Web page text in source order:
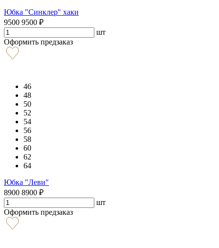
Юбка "Синклер" хаки
9500 9500 ₽
шт
Оформить предзаказ
46
48
50
52
54
56
58
60
62
64
Юбка "Леви"
8900 8900 ₽
шт
Оформить предзаказ